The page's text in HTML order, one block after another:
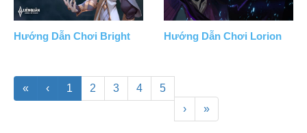
Hướng Dẫn Chơi Bright Hướng Dẫn Chơi Lorion
« ‹ 1 2 3 4
5
›
»